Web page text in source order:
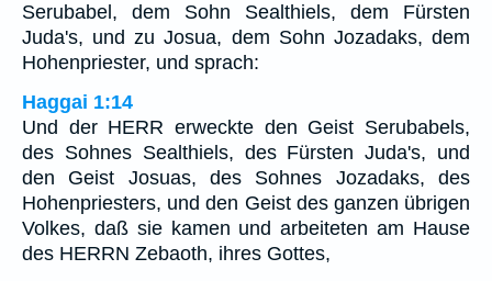
Serubabel, dem Sohn Sealthiels, dem Fürsten
Juda's, und zu Josua, dem Sohn Jozadaks, dem
Hohenpriester, und sprach:
Haggai 1:14
Und der HERR erweckte den Geist Serubabels,
des Sohnes Sealthiels, des Fürsten Juda's, und
den Geist Josuas, des Sohnes Jozadaks, des
Hohenpriesters, und den Geist des ganzen übrigen
Volkes, daß sie kamen und arbeiteten am Hause
des HERRN Zebaoth, ihres Gottes,